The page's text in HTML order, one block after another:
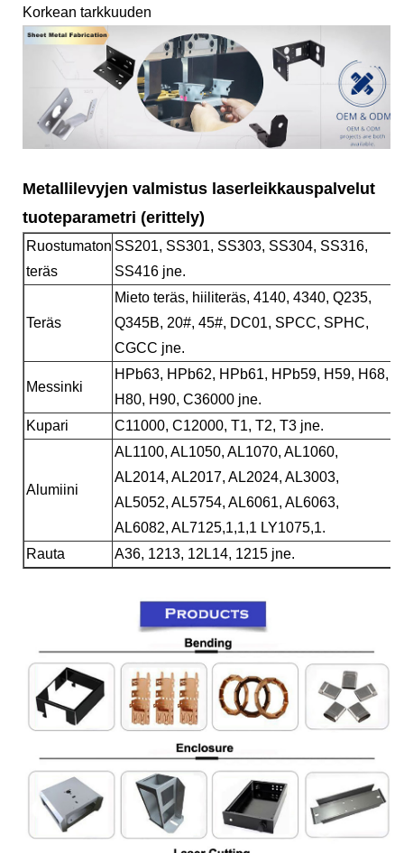
Korkean tarkkuuden
Metallilevyjen valmistus laserleikkauspalvelut
tuoteparametri (erittely)
Ruostumaton
teräs
SS201, SS301, SS303, SS304, SS316,
SS416 jne.
Teräs
Mieto teräs, hiiliteräs, 4140, 4340, Q235,
Q345B, 20#, 45#, DC01, SPCC, SPHC,
CGCC jne.
Messinki
HPb63, HPb62, HPb61, HPb59, H59, H68,
H80, H90, C36000 jne.
Kupari
C11000, C12000, T1, T2, T3 jne.
Alumiini
AL1100, AL1050, AL1070, AL1060,
AL2014, AL2017, AL2024, AL3003,
AL5052, AL5754, AL6061, AL6063,
AL6082, AL7125,1,1,1 LY1075,1.
Rauta
A36, 1213, 12L14, 1215 jne.